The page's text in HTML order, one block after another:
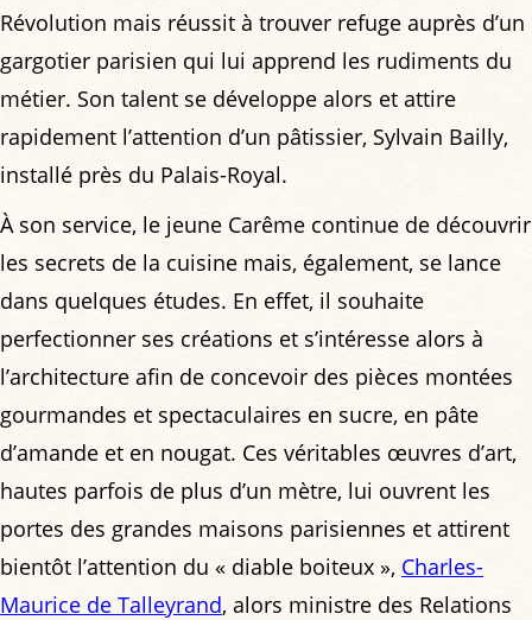
Révolution mais réussit à trouver refuge auprès d’un
gargotier parisien qui lui apprend les rudiments du
métier. Son talent se développe alors et attire
rapidement l’attention d’un pâtissier, Sylvain Bailly,
installé près du Palais-Royal.
À son service, le jeune Carême continue de découvrir
les secrets de la cuisine mais, également, se lance
dans quelques études. En effet, il souhaite
perfectionner ses créations et s’intéresse alors à
l’architecture afin de concevoir des pièces montées
gourmandes et spectaculaires en sucre, en pâte
d’amande et en nougat. Ces véritables œuvres d’art,
hautes parfois de plus d’un mètre, lui ouvrent les
portes des grandes maisons parisiennes et attirent
bientôt l’attention du « diable boiteux », Charles-
Maurice de Talleyrand, alors ministre des Relations